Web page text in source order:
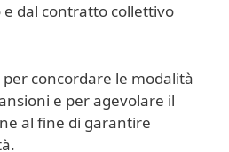
dal contratto collettivo
per concordare le modalità
e per agevolare il
al fine di garantire